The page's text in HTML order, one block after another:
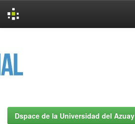
Dspace de la Universidad del Azuay